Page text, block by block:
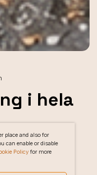
i hela
Sverige och hjälper till
ett radhus eller en
noggrannhet,
place and also for
can enable or disable
Policyfor more